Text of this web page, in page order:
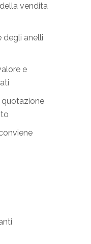
vendita
degli anelli
e
quotazione